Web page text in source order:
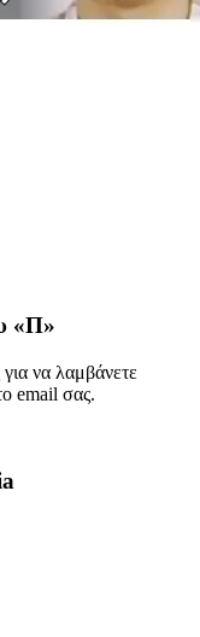
«Π»
να λαμβάνετε
email σας.